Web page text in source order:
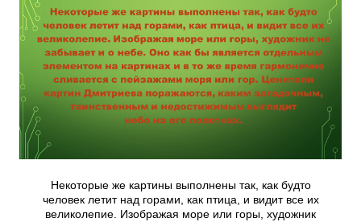
Некоторые же картины выполнены так, как будто
человек летит над горами, как птица, и видит все их
великолепие. Изображая море или горы, художник